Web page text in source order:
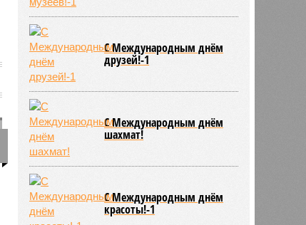
С Международным днём
друзей!-1
С Международным днём
шахмат!
С Международным днём
красоты!-1